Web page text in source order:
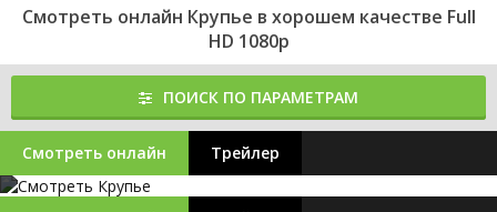
Смотреть онлайн Крупье в хорошем качестве Full
HD 1080p
ПОИСК ПО ПАРАМЕТРАМ
Смотреть онлайн Трейлер